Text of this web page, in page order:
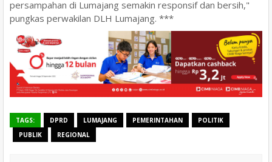
persampahan di Lumajang semakin responsif dan bersih,"
pungkas perwakilan DLH Lumajang. ***
TAGS: DPRD LUMAJANG PEMERINTAHAN
POLITIK
PUBLIK
REGIONAL